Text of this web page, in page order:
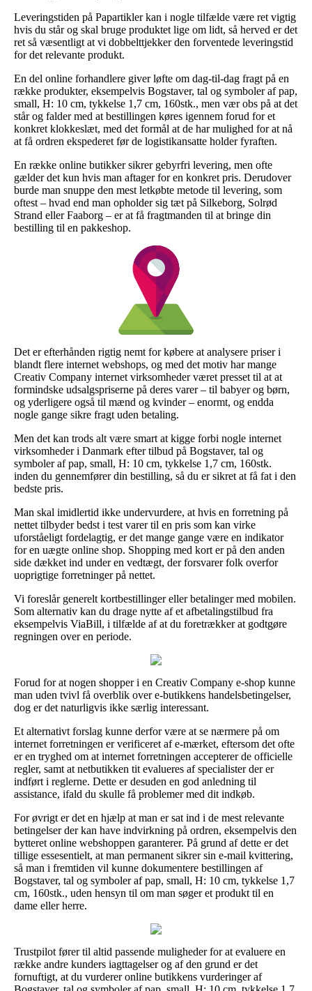
Leveringstiden på Papartikler kan i nogle tilfælde være ret vigtig
hvis du står og skal bruge produktet lige om lidt, så herved er det
ret så væsentligt at vi dobbelttjekker den forventede leveringstid
for det relevante produkt.
En del online forhandlere giver løfte om dag-til-dag fragt på en
række produkter, eksempelvis Bogstaver, tal og symboler af pap,
small, H: 10 cm, tykkelse 1,7 cm, 160stk., men vær obs på at det
står og falder med at bestillingen køres igennem forud for et
konkret klokkeslæt, med det formål at de har mulighed for at nå
at få ordren ekspederet før de logistikansatte holder fyraften.
En række online butikker sikrer gebyrfri levering, men ofte
gælder det kun hvis man aftager for en konkret pris. Derudover
burde man snuppe den mest letkøbte metode til levering, som
oftest – hvad end man opholder sig tæt på Silkeborg, Solrød
Strand eller Faaborg – er at få fragtmanden til at bringe din
bestilling til en pakkeshop.
Det er efterhånden rigtig nemt for købere at analysere priser i
blandt flere internet webshops, og med det motiv har mange
Creativ Company internet virksomheder været presset til at at
formindske udsalgspriserne på deres varer – til babyer og børn,
og yderligere også til mænd og kvinder – enormt, og endda
nogle gange sikre fragt uden betaling.
Men det kan trods alt være smart at kigge forbi nogle internet
virksomheder i Danmark efter tilbud på Bogstaver, tal og
symboler af pap, small, H: 10 cm, tykkelse 1,7 cm, 160stk.
inden du gennemfører din bestilling, så du er sikret at få fat i den
bedste pris.
Man skal imidlertid ikke undervurdere, at hvis en forretning på
nettet tilbyder bedst i test varer til en pris som kan virke
uforståeligt fordelagtig, er det mange gange være en indikator
for en uægte online shop. Shopping med kort er på den anden
side dækket ind under en vedtægt, der forsvarer folk overfor
uoprigtige forretninger på nettet.
Vi foreslår generelt kortbestillinger eller betalinger med mobilen.
Som alternativ kan du drage nytte af et afbetalingstilbud fra
eksempelvis ViaBill, i tilfælde af at du foretrækker at godtgøre
regningen over en periode.
Forud for at nogen shopper i en Creativ Company e-shop kunne
man uden tvivl få overblik over e-butikkens handelsbetingelser,
dog er det naturligvis ikke særlig interessant.
Et alternativt forslag kunne derfor være at se nærmere på om
internet forretningen er verificeret af e-mærket, eftersom det ofte
er en tryghed om at internet forretningen accepterer de officielle
regler, samt at netbutikken tit evalueres af specialister der er
indført i reglerne. Dette er desuden en god anledning til
assistance, ifald du skulle få problemer med dit indkøb.
For øvrigt er det en hjælp at man er sat ind i de mest relevante
betingelser der kan have indvirkning på ordren, eksempelvis den
bytteret online webshoppen garanterer. På grund af dette er det
tillige essesentielt, at man permanent sikrer sin e-mail kvittering,
så man i fremtiden vil kunne dokumentere bestillingen af
Bogstaver, tal og symboler af pap, small, H: 10 cm, tykkelse 1,7
cm, 160stk., uden hensyn til om man søger et produkt til en
dame eller herre.
Trustpilot fører til altid passende muligheder for at evaluere en
række andre kunders iagttagelser og af den grund er det
fornuftigt, at du vurderer online butikkens vurderinger af